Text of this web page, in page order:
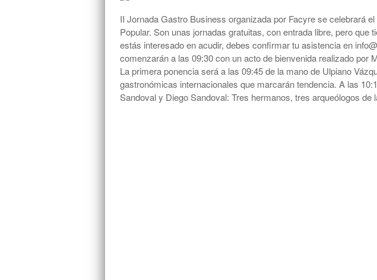
II Jornada Gastro Business organizada por Facyre se celebrará
Popular. Son unas jornadas gratuitas, con entrada libre, pero que
estás interesado en acudir, debes confirmar tu asistencia en
comenzarán a las 09:30 con un acto de bienvenida realizado por
La primera ponencia será a las 09:45 de la mano de Ulpiano
gastronómicas internacionales que marcarán tendencia. A las
Sandoval y Diego Sandoval: Tres hermanos, tres arqueólogos